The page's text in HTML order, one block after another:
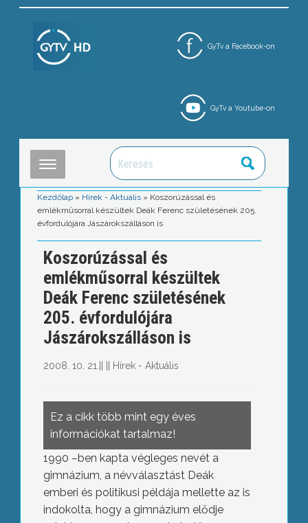
GyTv a Facebook-on
GyTv a Youtube-on
Kezdőlap » Hírek - Aktuális » Koszorúzással és
emlékműsorral készültek Deák Ferenc születésének 205.
évfordulójára Jászárokszálláson is
Koszorúzással és
emlékműsorral készültek
Deák Ferenc születésének
205. évfordulójára
Jászárokszálláson is
2008. 10. 21. Hírek - Aktuális
Ez a cikk több mint egy éves
információkat tartalmaz!
1990 –ben kapta végleges nevét a
gimnázium, a névválasztást Deák
emberi és politikusi példája mellette az is
indokolta, hogy a gimnázium elődje